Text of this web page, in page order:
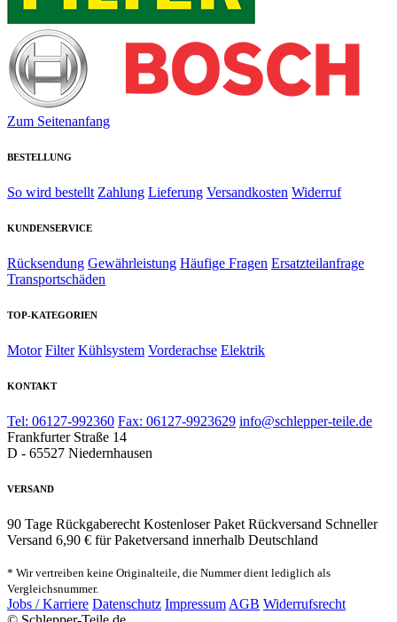
Zum Seitenanfang
BESTELLUNG
So wird bestellt Zahlung Lieferung Versandkosten Widerruf
KUNDENSERVICE
Rücksendung Gewährleistung Häufige Fragen Ersatzteilanfrage
Transportschäden
TOP-KATEGORIEN
Motor Filter Kühlsystem Vorderachse Elektrik
KONTAKT
Tel: 06127-992360 Fax: 06127-9923629 info@schlepper-teile.de
Frankfurter Straße 14
D - 65527 Niedernhausen
VERSAND
90 Tage Rückgaberecht Kostenloser Paket Rückversand Schneller
Versand 6,90 € für Paketversand innerhalb Deutschland
* Wir vertreiben keine Originalteile, die Nummer dient lediglich als
Vergleichsnummer.
Jobs / Karriere Datenschutz Impressum AGB Widerrufsrecht